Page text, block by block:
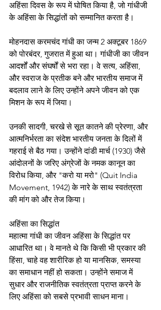
अहिंसा दिवस के रूप में घोषित किया है, जो गांधीजी
के अहिंसा के सिद्धांतों को सम्मानित करता है।
मोहनदास करमचंद गांधी का जन्म 2 अक्टूबर 1869
को पोरबंदर, गुजरात में हुआ था। गांधीजी का जीवन
आदर्शों और संघर्षों से भरा रहा। वे सत्य, अहिंसा,
और स्वराज के प्रतीक बने और भारतीय समाज में
बदलाव लाने के लिए उन्होंने अपने जीवन को एक
मिशन के रूप में जिया।
उनकी सादगी, चरखे से सूत कातने की प्रेरणा, और
आत्मनिर्भरता का संदेश भारतीय जनता के दिलों में
गहराई से बैठ गया। उन्होंने दांडी मार्च (1930) जैसे
आंदोलनों के जरिए अंग्रेजों के नमक कानून का
विरोध किया, और "करो या मरो" (Quit India
Movement, 1942) के नारे के साथ स्वतंत्रता
की मांग को और तेज किया।
अहिंसा का सिद्धांत
महात्मा गांधी का जीवन अहिंसा के सिद्धांत पर
आधारित था। वे मानते थे कि किसी भी प्रकार की
हिंसा, चाहे वह शारीरिक हो या मानसिक, समस्या
का समाधान नहीं हो सकता। उन्होंने समाज में
सुधार और राजनीतिक स्वतंत्रता प्राप्त करने के
लिए अहिंसा को सबसे प्रभावी साधन माना।